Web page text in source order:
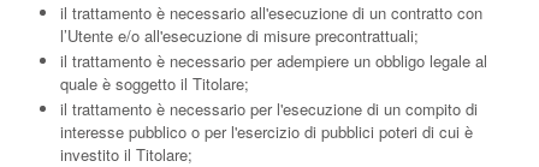
il trattamento è necessario all'esecuzione di un contratto con
l’Utente e/o all'esecuzione di misure precontrattuali;
il trattamento è necessario per adempiere un obbligo legale al
quale è soggetto il Titolare;
il trattamento è necessario per l'esecuzione di un compito di
interesse pubblico o per l'esercizio di pubblici poteri di cui è
investito il Titolare;